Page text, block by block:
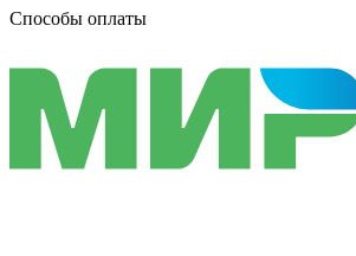
Способы оплаты